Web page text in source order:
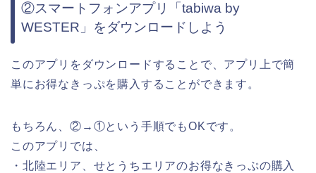
②スマートフォンアプリ「tabiwa by
WESTER」をダウンロードしよう
このアプリをダウンロードすることで、アプリ上で簡
単にお得なきっぷを購入することができます。
もちろん、②→①という手順でもOKです。
このアプリでは、
・北陸エリア、せとうちエリアのお得なきっぷの購入